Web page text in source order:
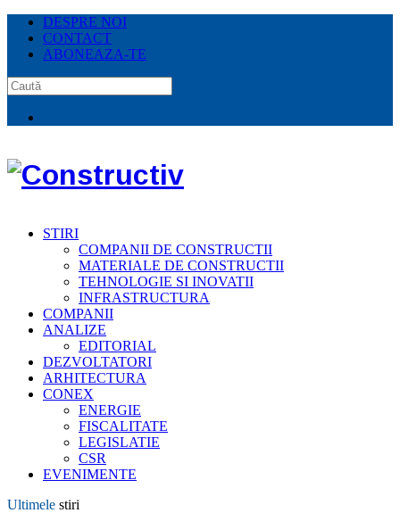
DESPRE NOI
CONTACT
ABONEAZA-TE
STIRI
COMPANII DE CONSTRUCTII
MATERIALE DE CONSTRUCTII
TEHNOLOGIE SI INOVATII
INFRASTRUCTURA
COMPANII
ANALIZE
EDITORIAL
DEZVOLTATORI
ARHITECTURA
CONEX
ENERGIE
FISCALITATE
LEGISLATIE
CSR
EVENIMENTE
Ultimele stiri